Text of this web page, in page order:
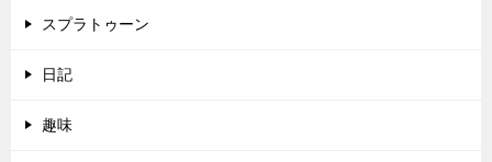
スプラトゥーン
日記
趣味